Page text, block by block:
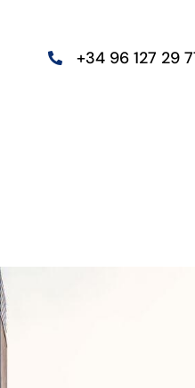
+34 96 127 29